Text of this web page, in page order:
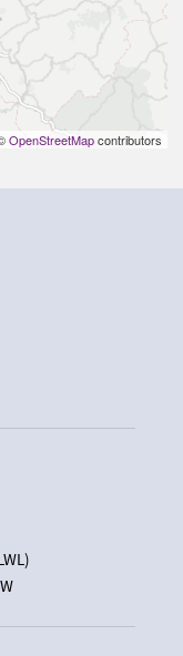
OpenStreetMapcontributors